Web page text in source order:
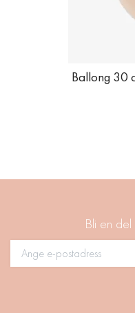
Ballong 30
Bli en